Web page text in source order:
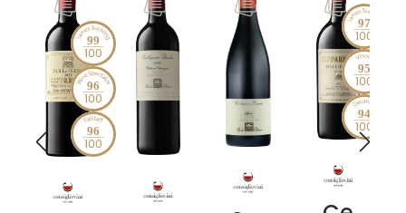
99
96
96
97
95
94